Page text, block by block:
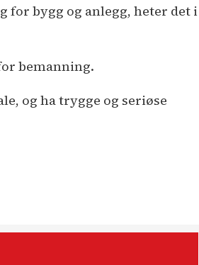
for bygg og anlegg, heter det i
bemanning.
og ha trygge og seriøse